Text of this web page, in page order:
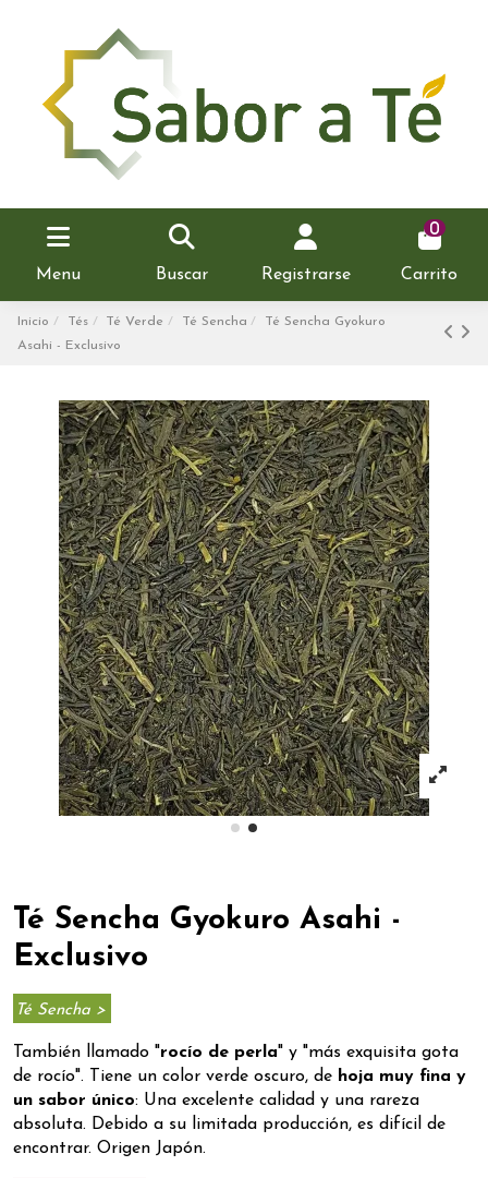
Menu Buscar Registrarse
0
Carrito
Inicio Tés Té Verde Té Sencha
Té Sencha Gyokuro
Asahi - Exclusivo
Té Sencha Gyokuro Asahi -
Exclusivo
Té Sencha >
También llamado "rocío de perla" y "más exquisita gota
de rocío". Tiene un color verde oscuro, de hoja muy fina y
un sabor único: Una excelente calidad y una rareza
absoluta. Debido a su limitada producción, es difícil de
encontrar. Origen Japón.